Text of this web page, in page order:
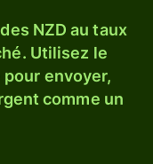
NZD au taux
Utilisez le
envoyer,
comme un